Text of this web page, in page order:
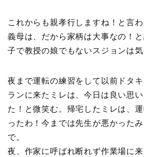
これからも親孝行しますね！と言
義母は、だから家柄は大事なの！
子で教授の娘でもないスジョンは気
夜まで運転の練習をして以前ドタ
ランに来たミレは、今日は良い思
た！と微笑む。帰宅したミレは、
ったわ！今までは先生が悪かった
で。
夜、作家に呼ばれ断れず作業場に来